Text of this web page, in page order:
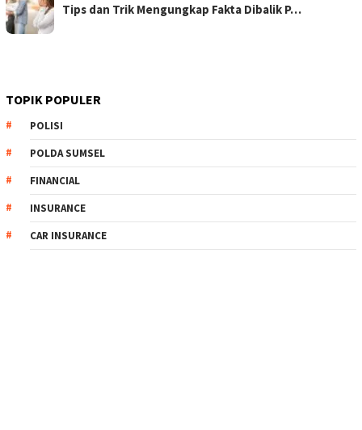
Tips dan Trik Mengungkap Fakta Dibalik P…
TOPIK POPULER
POLISI
POLDA SUMSEL
FINANCIAL
INSURANCE
CAR INSURANCE